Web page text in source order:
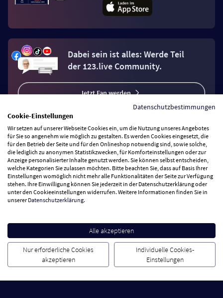
Dabei sein ist alles: Werde Teil
der 123.live Community.
Jetzt Fan werden
Vertrag widerrufen
Zahlungsarten
Besuchen Sie uns
Cookie Einstellungen AGB Datenschutz Impressum
Datenschutzbestimmungen
Cookie-Einstellungen
Wir setzen auf unserer Webseite Cookies ein, um die Nutzung unseres Angebotes
für Sie so angenehm wie möglich zu gestalten. Es werden Cookies eingesetzt, die
für den Betrieb der Seite und für den Onlineshop notwendig sind, sowie solche,
die lediglich zu anonymen Statistikzwecken, für Komforteinstellungen oder zur
Anzeige personalisierter Inhalte genutzt werden. Sie können selbst entscheiden,
welche Kategorien Sie zulassen möchten. Bitte beachten Sie, dass auf Basis Ihrer
Einstellungen womöglich nicht mehr alle Funktionalitäten der Seite zur Verfügung
stehen. Ihre Einwilligung können Sie jederzeit in der Datenschutzerklärung oder
unter den Cookieeinstellungen widerrufen. Weitere Informationen finden Sie in
unsererDatenschutzerklärung.
Alle akzeptieren
Nur erforderliche Cookies
akzeptieren
Individuelle Cookies-
Einstellungen